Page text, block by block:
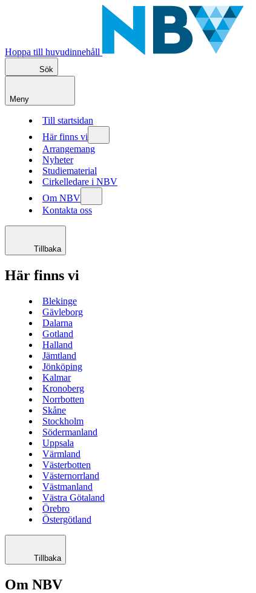
Hoppa till huvudinnehåll
Sök
Meny
Till startsidan
Här finns vi
Arrangemang
Nyheter
Studiematerial
Cirkelledare i NBV
Om NBV
Kontakta oss
Tillbaka
Här finns vi
Blekinge
Gävleborg
Dalarna
Gotland
Halland
Jämtland
Jönköping
Kalmar
Kronoberg
Norrbotten
Skåne
Stockholm
Södermanland
Uppsala
Värmland
Västerbotten
Västernorrland
Västmanland
Västra Götaland
Örebro
Östergötland
Tillbaka
Om NBV